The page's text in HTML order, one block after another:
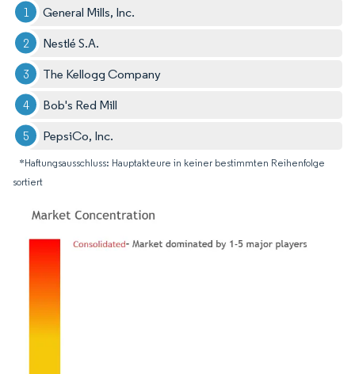
General Mills, Inc.
Nestlé S.A.
The Kellogg Company
Bob's Red Mill
PepsiCo, Inc.
*Haftungsausschluss: Hauptakteure in keiner bestimmten Reihenfolge
sortiert